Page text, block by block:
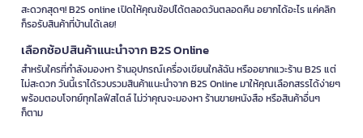
สะดวกสุดๆ! B2S online เปิดให้คุณช้อปได้ตลอดวันตลอดคืน อยากได้อะไร แค่คลิก
ก็รอรับสินค้าที่บ้านได้เลย!
เลือกช้อปสินค้าแนะนำจาก B2S Online
สำหรับใครที่กำลังมองหา ร้านอุปกรณ์เครื่องเขียนใกล้ฉัน หรืออยากแวะร้าน B2S แต่
ไม่สะดวก วันนี้เราได้รวบรวมสินค้าแนะนำจาก B2S Online มาให้คุณเลือกสรรได้ง่ายๆ
พร้อมตอบโจทย์ทุกไลฟ์สไตล์ ไม่ว่าคุณจะมองหา ร้านขายหนังสือ หรือสินค้าอื่นๆ
ก็ตาม